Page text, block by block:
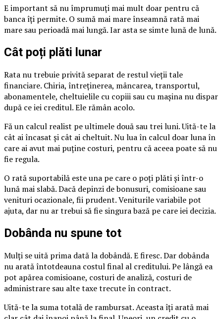
E important să nu împrumuți mai mult doar pentru că
banca îți permite. O sumă mai mare înseamnă rată mai
mare sau perioadă mai lungă. Iar asta se simte lună de lună.
Cât poți plăti lunar
Rata nu trebuie privită separat de restul vieții tale
financiare. Chiria, întreținerea, mâncarea, transportul,
abonamentele, cheltuielile cu copiii sau cu mașina nu dispar
după ce iei creditul. Ele rămân acolo.
Fă un calcul realist pe ultimele două sau trei luni. Uită-te la
cât ai încasat și cât ai cheltuit. Nu lua în calcul doar luna în
care ai avut mai puține costuri, pentru că aceea poate să nu
fie regula.
O rată suportabilă este una pe care o poți plăti și într-o
lună mai slabă. Dacă depinzi de bonusuri, comisioane sau
venituri ocazionale, fii prudent. Veniturile variabile pot
ajuta, dar nu ar trebui să fie singura bază pe care iei decizia.
Dobânda nu spune tot
Mulți se uită prima dată la dobândă. E firesc. Dar dobânda
nu arată întotdeauna costul final al creditului. Pe lângă ea
pot apărea comisioane, costuri de analiză, costuri de
administrare sau alte taxe trecute în contract.
Uită-te la suma totală de rambursat. Aceasta îți arată mai